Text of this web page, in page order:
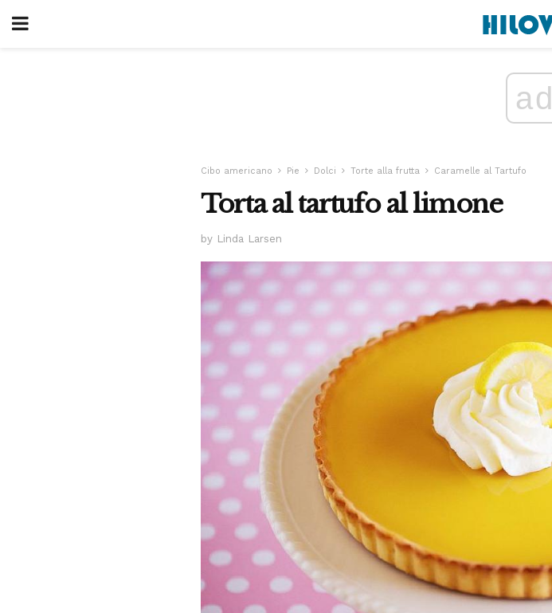
ad
Cibo americano Pie Dolci Torte alla frutta Caramelle al Tartufo
Torta al tartufo al limone
by Linda Larsen